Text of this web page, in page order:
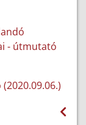
- útmutató